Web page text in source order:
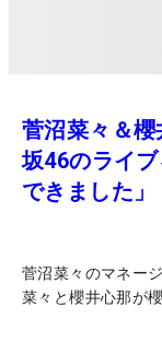
菅沼菜々＆
坂46のライ
できました」
菅沼菜々のマネー
菜々と櫻井心那が